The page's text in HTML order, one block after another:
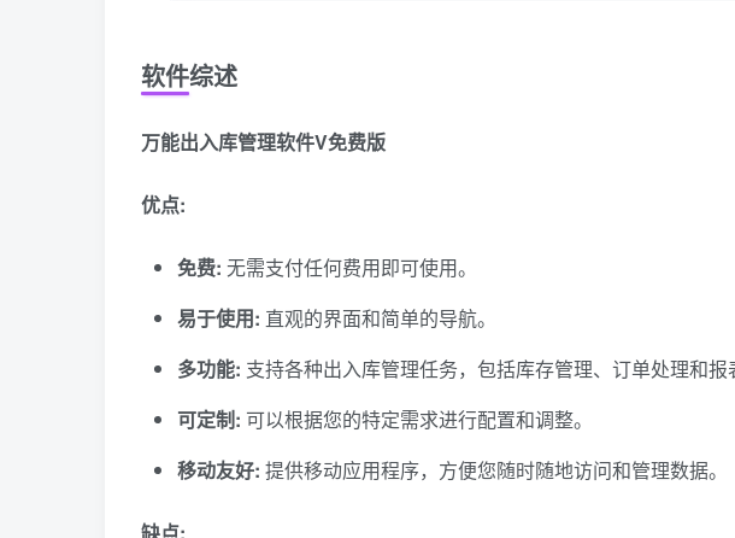
软件综述
万能出入库管理软件V免费版
优点:
免费: 无需支付任何费用即可使用。
易于使用: 直观的界面和简单的导航。
多功能: 支持各种出入库管理任务，包括库存管理、订单处理和报
可定制: 可以根据您的特定需求进行配置和调整。
移动友好: 提供移动应用程序，方便您随时随地访问和管理数据。
缺点: